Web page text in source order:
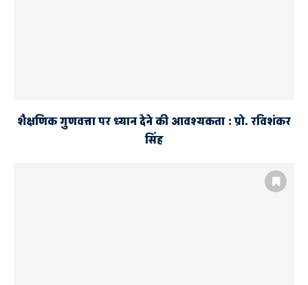
शैक्षणिक गुणवत्ता पर ध्यान देने की आवश्यकता : प्रो. रविशंकर
सिंह